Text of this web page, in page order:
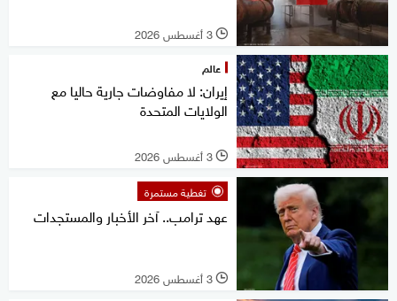
l 3 أغسطس 2026
عالم
إيران: لا مفاوضات جارية حاليا مع
الولايات المتحدة
l 3 أغسطس 2026
تغطية مستمرة
عهد ترامب.. آخر الأخبار والمستجدات
l 3 أغسطس 2026